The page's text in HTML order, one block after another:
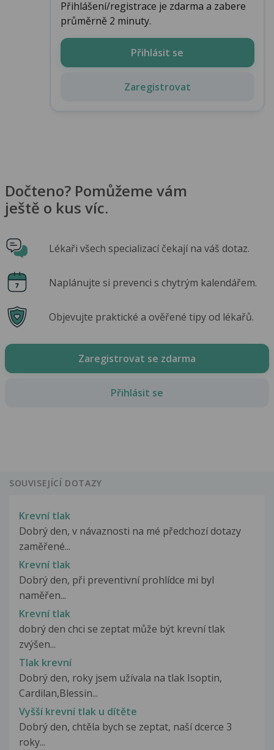
Přihlášení/registrace je zdarma a zabere
průměrně 2 minuty.
Přihlásit se
Zaregistrovat
Dočteno? Pomůžeme vám
ještě o kus víc.
Lékaři všech specializací čekají na váš dotaz.
Naplánujte si prevenci s chytrým kalendářem.
Objevujte praktické a ověřené tipy od lékařů.
Zaregistrovat se zdarma
Přihlásit se
SOUVISEJÍCÍ DOTAZY
Krevní tlak
Dobrý den, v návaznosti na mé předchozí dotazy
zaměřené...
Krevní tlak
Dobrý den, při preventivní prohlídce mi byl
naměřen...
Krevní tlak
dobrý den chci se zeptat může být krevní tlak
zvýšen...
Tlak krevní
Dobrý den, roky jsem užívala na tlak Isoptin,
Cardilan,Blessin...
Vyšší krevní tlak u dítěte
Dobrý den, chtěla bych se zeptat, naší dcerce 3
roky...